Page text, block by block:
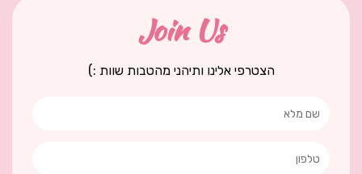
Join Us
הצטרפי אלינו ותיהני מהטבות שוות :)